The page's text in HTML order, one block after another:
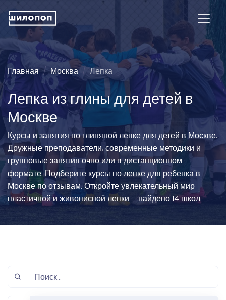
Главная Москва Лепка
Лепка из глины для детей в
Москве
Курсы и занятия по глиняной лепке для детей в Москве.
Дружные преподаватели, современные методики и
групповые занятия очно или в дистанционном
формате. Подберите курсы по лепке для ребенка в
Москве по отзывам. Откройте увлекательный мир
пластичной и живописной лепки – найдено 14 школ.